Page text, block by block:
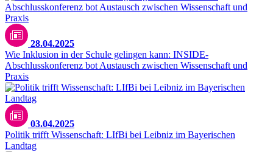
28.04.2025
Wie Inklusion in der Schule gelingen kann: INSIDE-
Abschlusskonferenz bot Austausch zwischen Wissenschaft und
Praxis
03.04.2025
Politik trifft Wissenschaft: LIfBi bei Leibniz im Bayerischen
Landtag